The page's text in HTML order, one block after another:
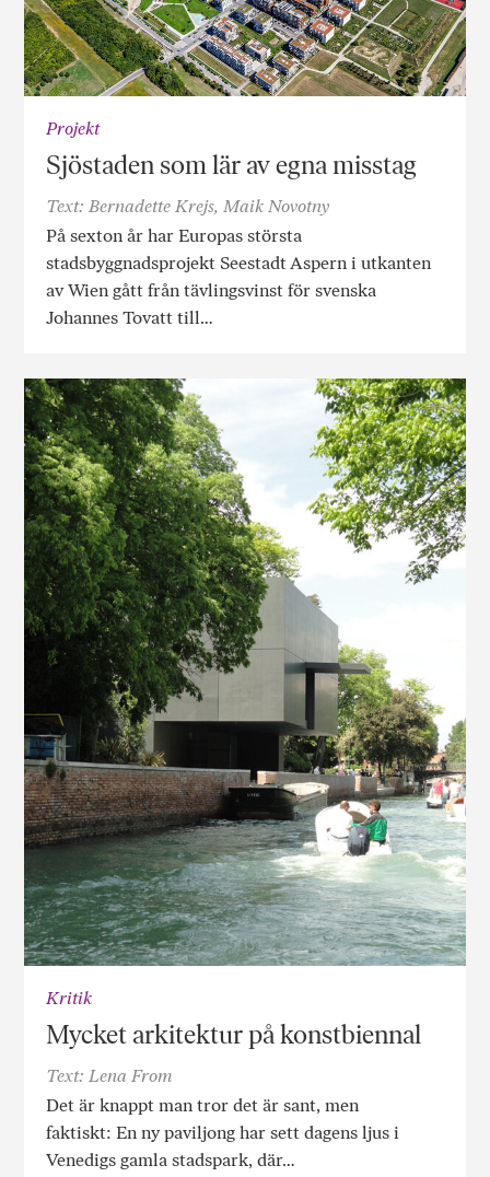
Projekt
Sjöstaden som lär av egna misstag
Text: Bernadette Krejs, Maik Novotny
På sexton år har Europas största
stadsbyggnadsprojekt Seestadt Aspern i utkanten
av Wien gått från tävlingsvinst för svenska
Johannes Tovatt till…
Kritik
Mycket arkitektur på konstbiennal
Text: Lena From
Det är knappt man tror det är sant, men
faktiskt: En ny paviljong har sett dagens ljus i
Venedigs gamla stadspark, där…